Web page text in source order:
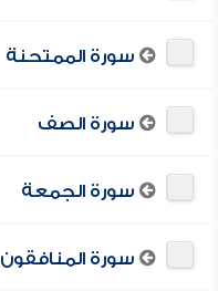
سورة الممتحنة
سورة الصف
سورة الجمعة
سورة المنافقون